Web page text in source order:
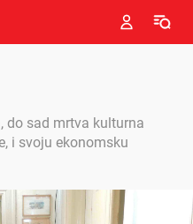
do sad mrtva kulturna
i svoju ekonomsku